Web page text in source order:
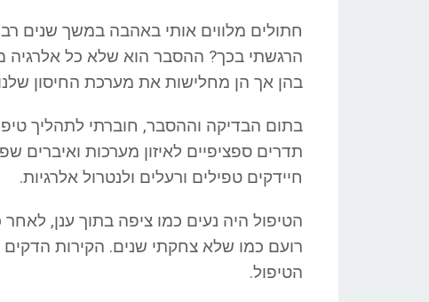
חתולים מלווים אותי באהבה במשך שנים
הרגשתי בכך? ההסבר הוא שלא כל אלרגיה
בהן אך הן מחלישות את מערכת החיסון
תדרים ספציפיים לאיזון מערכות ואיברים
חיידקים טפילים ורעלים ולנטרול אלרגיות.
הטיפול היה נעים כמו ציפה בתוך ענן,
רועם כמו שלא צחקתי שנים. הקירות
הטיפול.